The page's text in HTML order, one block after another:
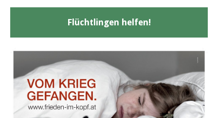
Flüchtlingen helfen!